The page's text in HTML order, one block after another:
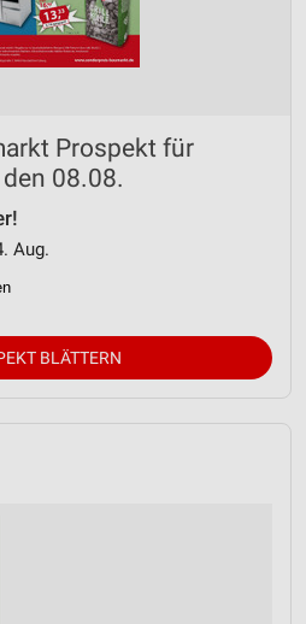
Prospekt für
08.08.
Aug.
BLÄTTERN